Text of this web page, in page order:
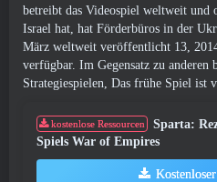
betreibt das Videospiel weltweit und
Israel hat, hat Förderbüros in der
März weltweit veröffentlicht 13,
verfügbar. Im Gegensatz zu anderen
Strategiespielen, Das frühe Spiel ist
kostenlose Ressourcen
Sparta:
Spiels War of Empires